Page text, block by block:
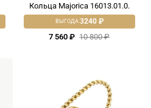
Кольца Majorica 16013.01.0.
7 560 ₽ 10 800 ₽
ВЫГОДА:3240 ₽